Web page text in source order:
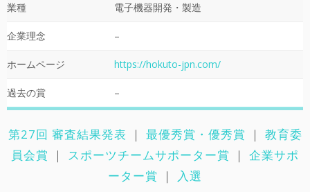
業種 電子機器開発・製造
企業理念 –
ホームページ https://hokuto-jpn.com/
過去の賞 –
第27回 審査結果発表 ｜ 最優秀賞・優秀賞 ｜ 教育委
員会賞 ｜ スポーツチームサポーター賞 ｜ 企業サポ
ーター賞 ｜ 入選